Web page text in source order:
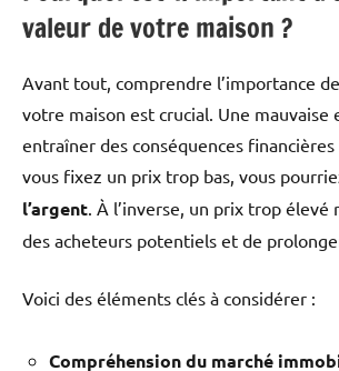
valeur de votre maison ?
Avant tout, comprendre l’importance
votre maison est crucial. Une
entraîner des conséquences
vous fixez un prix trop bas, vous
l’argent . À l’inverse, un prix trop
des acheteurs potentiels et de
Voici des éléments clés à considérer :
Compréhension du marché